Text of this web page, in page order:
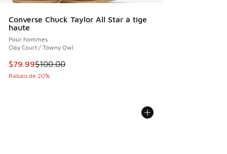
Converse Chuck Taylor All Star à tige
haute
Pour hommes
Clay Court / Towny Owl
Cet article est en solde. Le prix est passé de $100.00 à
$79.99$100.00
Rabais de 20%